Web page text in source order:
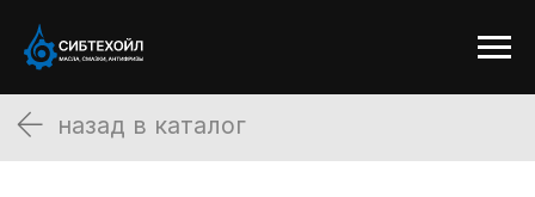
назад в каталог